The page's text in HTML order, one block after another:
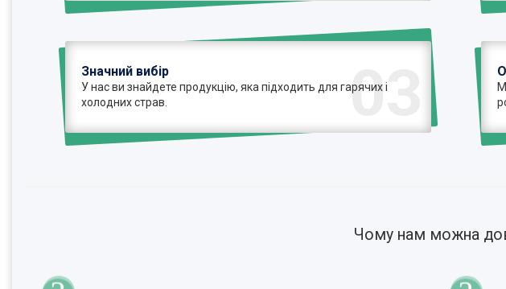
03
Значний вибір
У нас ви знайдете продукцію, яка підходить для гарячих і
холодних страв.
Чому нам можна